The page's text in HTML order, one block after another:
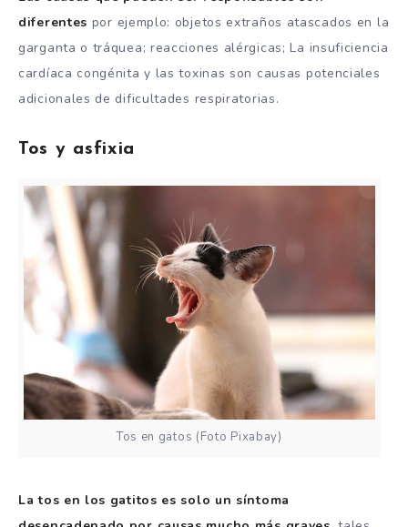
diferentes por ejemplo: objetos extraños atascados en la
garganta o tráquea; reacciones alérgicas; La insuficiencia
cardíaca congénita y las toxinas son causas potenciales
adicionales de dificultades respiratorias.
Tos y asfixia
Tos en gatos (Foto Pixabay)
La tos en los gatitos es solo un síntoma